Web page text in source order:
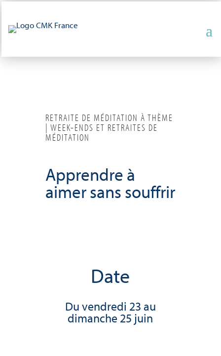
RETRAITE DE MÉDITATION À THÈME
| WEEK-ENDS ET RETRAITES DE
MÉDITATION
Apprendre à
aimer sans souffrir
Date
Du vendredi 23 au
dimanche 25 juin